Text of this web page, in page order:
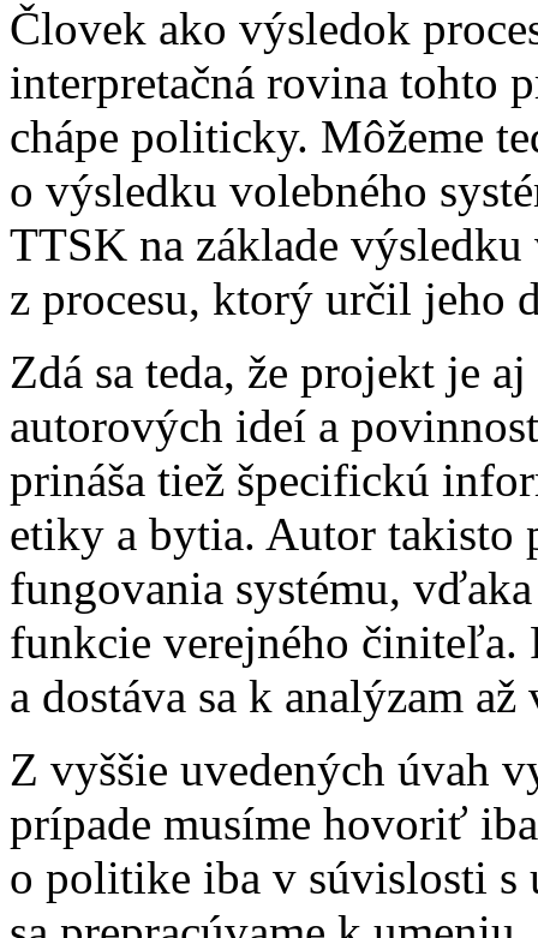
Človek ako výsledok
interpretačná rovina tohto
chápe politicky. Môžeme
o výsledku volebného
TTSK na základe
z procesu, ktorý určil jeho
Zdá sa teda, že projekt je
autorových ideí a
prináša tiež špecifickú
etiky a bytia. Autor takisto
fungovania systému,
funkcie verejného činiteľa.
a dostáva sa k analýzam
Z vyššie uvedených úvah
prípade musíme hovoriť
o politike iba v súvislosti s